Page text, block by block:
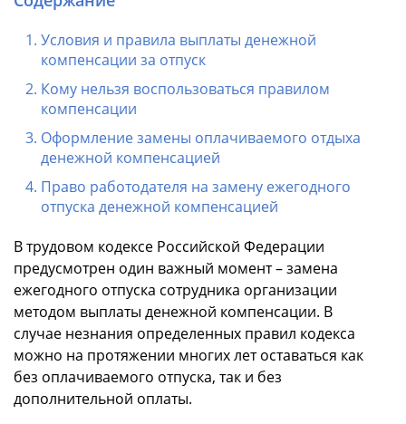
Условия и правила выплаты денежной
компенсации за отпуск
Кому нельзя воспользоваться правилом
компенсации
Оформление замены оплачиваемого отдыха
денежной компенсацией
Право работодателя на замену ежегодного
отпуска денежной компенсацией
В трудовом кодексе Российской Федерации
предусмотрен один важный момент – замена
ежегодного отпуска сотрудника организации
методом выплаты денежной компенсации. В
случае незнания определенных правил кодекса
можно на протяжении многих лет оставаться как
без оплачиваемого отпуска, так и без
дополнительной оплаты.